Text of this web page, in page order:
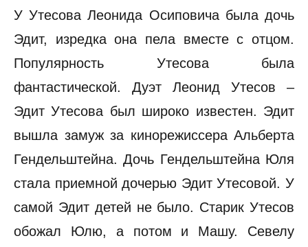
У Утесова Леонида Осиповича была дочь
Эдит, изредка она пела вместе с отцом.
Популярность Утесова была
фантастической. Дуэт Леонид Утесов –
Эдит Утесова был широко известен. Эдит
вышла замуж за кинорежиссера Альберта
Гендельштейна. Дочь Гендельштейна Юля
стала приемной дочерью Эдит Утесовой. У
самой Эдит детей не было. Старик Утесов
обожал Юлю, а потом и Машу. Севелу